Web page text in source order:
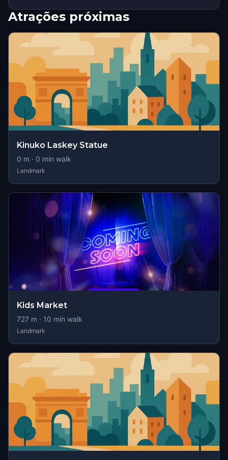
Atrações próximas
Kinuko Laskey Statue
0 m · 0 min walk
Landmark
Kids Market
727 m · 10 min walk
Landmark